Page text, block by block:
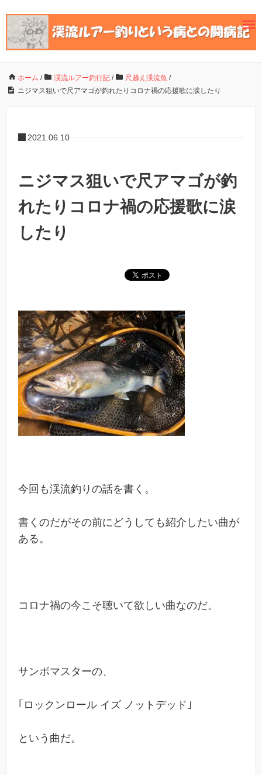
ホーム / 渓流ルアー釣行記 / 尺越え渓流魚 /
ニジマス狙いで尺アマゴが釣れたりコロナ禍の応援歌に涙したり
2021.06.10
ニジマス狙いで尺アマゴが釣
れたりコロナ禍の応援歌に涙
したり
今回も渓流釣りの話を書く。
書くのだがその前にどうしても紹介したい曲が
ある。
コロナ禍の今こそ聴いて欲しい曲なのだ。
サンボマスターの、
｢ロックンロール イズ ノットデッド｣
という曲だ。